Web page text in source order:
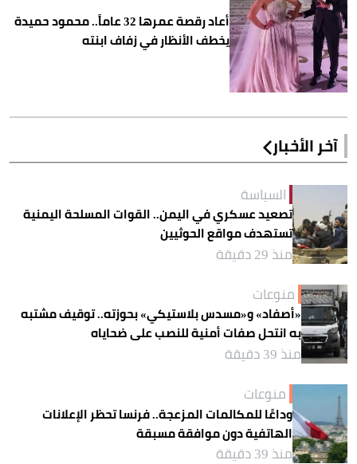
أعاد رقصة عمرها 32 عاماً.. محمود حميدة
يخطف الأنظار في زفاف ابنته
آخر الأخبار
السياسة
تصعيد عسكري في اليمن.. القوات المسلحة اليمنية
تستهدف مواقع الحوثيين
منذ 29 دقيقة
منوعات
«أصفاد» و«مسدس بلاستيكي» بحوزته.. توقيف مشتبه
به انتحل صفات أمنية للنصب على ضحاياه
منذ 39 دقيقة
منوعات
وداعًا للمكالمات المزعجة.. فرنسا تحظر الإعلانات
الهاتفية دون موافقة مسبقة
منذ 39 دقيقة